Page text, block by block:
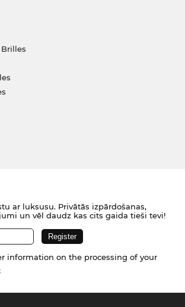
ar luksusu. Privātās izpārdošanas,
un vēl daudz kas cits gaida tieši tevi!
information on the processing of your